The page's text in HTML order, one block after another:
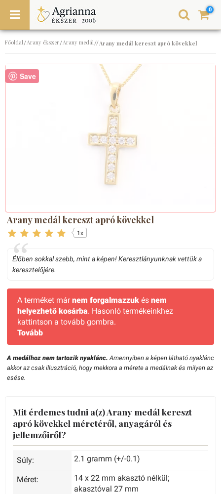
0
Főoldal/Arany ékszer/Arany medál//Arany medál kereszt apró kövekkel
Save
Arany medál kereszt apró kövekkel
1x
Élőben sokkal szebb, mint a képen! Keresztlányunknak vettük a
keresztelőjére.
A terméket márnem forgalmazzuk és nem
helyezhető kosárba. Hasonló termékeinkhez
kattintson a tovább gombra.
Tovább
A medálhoz nem tartozik nyaklánc. Amennyiben a képen látható nyaklánc
akkor az csak illusztráció, hogy mekkora a mérete a medálnak és milyen az
esése.
Mit érdemes tudni a(z) Arany medál kereszt
apró kövekkel méretéről, anyagáról és
jellemzőiről?
Súly: 2.1 gramm (+/-0.1)
Méret:
14 x 22 mm akasztó nélkül;
akasztóval 27 mm